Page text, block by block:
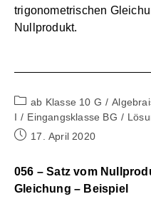
trigonometrischen
Nullprodukt.
Beitrags-
Kategorie:
ab Klasse 10 G /
I / Eingangsklasse BG /
Beitrag17. April 2020
056 – Satz vom
Gleichung – Beispiel